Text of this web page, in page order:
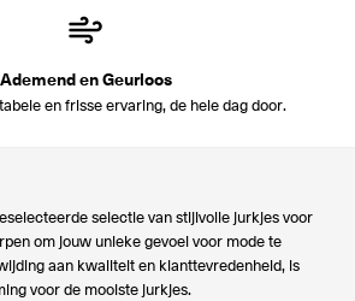
Ademend en Geurloos
en frisse ervaring, de hele dag door.
selectie van stijlvolle jurkjes voor
om jouw unieke gevoel voor mode te
aan kwaliteit en klanttevredenheid, is
voor de mooiste jurkjes.